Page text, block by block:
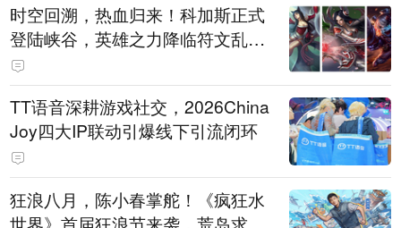
时空回溯，热血归来！科加斯正式
登陆峡谷，英雄之力降临符文乱
斗！
TT语音深耕游戏社交，2026China
Joy四大IP联动引爆线下引流闭环
狂浪八月，陈小春掌舵！《疯狂水